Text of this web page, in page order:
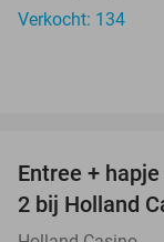
Verkocht: 134
Entree +
2 bij Holland